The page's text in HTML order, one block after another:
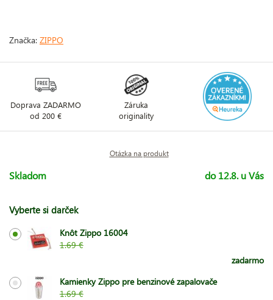
Značka: ZIPPO
Doprava ZADARMO
od 200 €
Záruka
originality
Otázka na produkt
Skladom do 12.8. u Vás
Vyberte si darček
Knôt Zippo 16004
1.69 €
zadarmo
Kamienky Zippo pre benzinové zapalovače
1.69 €